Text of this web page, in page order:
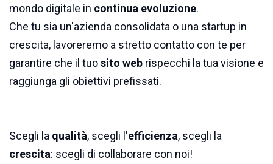
mondo digitale in continua evoluzione.
Che tu sia un'azienda consolidata o una startup in
crescita, lavoreremo a stretto contatto con te per
garantire che il tuosito web rispecchi la tua visione e
raggiunga gli obiettivi prefissati.
Scegli la qualità, scegli l'efficienza, scegli la
crescita: scegli di collaborare con noi!